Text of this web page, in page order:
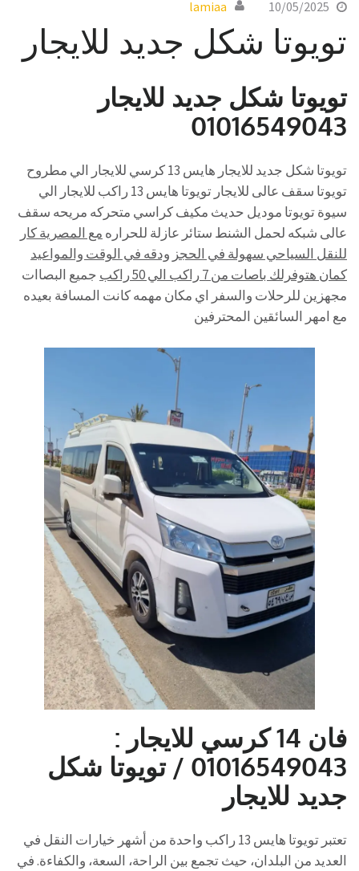
10/05/2025
lamiaa
تويوتا شكل جديد للايجار
تويوتا شكل جديد للايجار
01016549043
تويوتا شكل جديد للايجار هايس 13 كرسي للايجار الي مطروح
تويوتا سقف عالى للايجار تويوتا هايس 13 راكب للايجار الي
سيوة تويوتا موديل حديث مكيف كراسي متحركه مريحه سقف
عالى شبكه لحمل الشنط ستائر عازلة للحراره مع المصرية كار
للنقل السياحي سهولة في الحجز ودقه في الوقت والمواعيد
كمان هتوفرلك باصات من 7 راكب الي 50 راكب
جميع البصاات
مجهزين للرحلات والسفر اي مكان مهمه كانت المسافة بعيده
مع امهر السائقين المحترفين
فان 14 كرسي للايجار :
01016549043 / تويوتا شكل
جديد للايجار
تعتبر تويوتا هايس 13 راكب واحدة من أشهر خيارات النقل في
العديد من البلدان، حيث تجمع بين الراحة، السعة، والكفاءة. في